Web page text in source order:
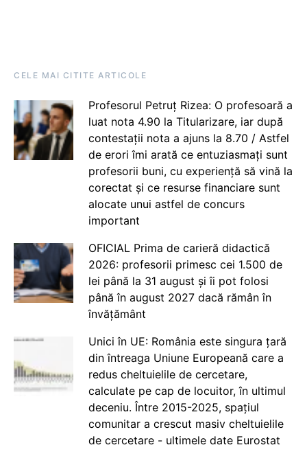
CELE MAI CITITE ARTICOLE
Profesorul Petruț Rizea: O profesoară a
luat nota 4.90 la Titularizare, iar după
contestații nota a ajuns la 8.70 / Astfel
de erori îmi arată ce entuziasmați sunt
profesorii buni, cu experiență să vină la
corectat și ce resurse financiare sunt
alocate unui astfel de concurs
important
OFICIAL Prima de carieră didactică
2026: profesorii primesc cei 1.500 de
lei până la 31 august și îi pot folosi
până în august 2027 dacă rămân în
învățământ
Unici în UE: România este singura țară
din întreaga Uniune Europeană care a
redus cheltuielile de cercetare,
calculate pe cap de locuitor, în ultimul
deceniu. Între 2015-2025, spațiul
comunitar a crescut masiv cheltuielile
de cercetare - ultimele date Eurostat